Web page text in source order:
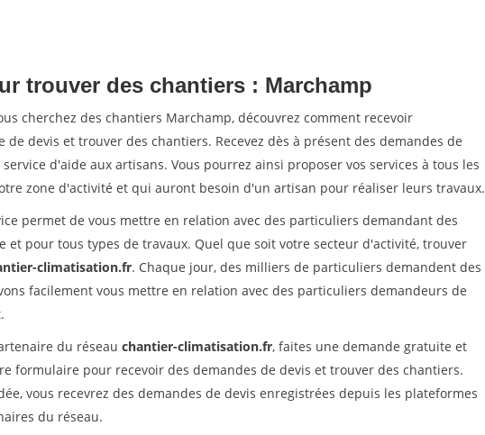
trouver des chantiers : Marchamp
cherchez des chantiers Marchamp, découvrez comment recevoir
de devis et trouver des chantiers. Recevez dès à présent des demandes de
d'aide aux artisans. Vous pourrez ainsi proposer vos services à tous les
zone d'activité et qui auront besoin d'un artisan pour réaliser leurs travaux.
permet de vous mettre en relation avec des particuliers demandant des
et pour tous types de travaux. Quel que soit votre secteur d'activité, trouver
climatisation.fr. Chaque jour, des milliers de particuliers demandent des
facilement vous mettre en relation avec des particuliers demandeurs de
du réseau chantier-climatisation.fr, faites une demande gratuite et
formulaire pour recevoir des demandes de devis et trouver des chantiers.
vous recevrez des demandes de devis enregistrées depuis les plateformes
du réseau.